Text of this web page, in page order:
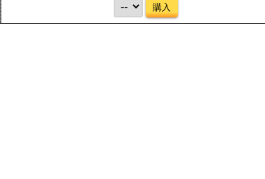
購入